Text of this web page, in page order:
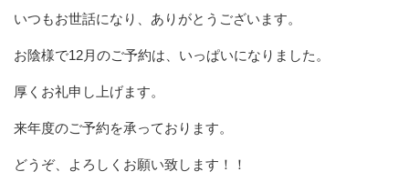
いつもお世話になり、ありがとうございます。
お陰様で12月のご予約は、いっぱいになりました。
厚くお礼申し上げます。
来年度のご予約を承っております。
どうぞ、よろしくお願い致します！！